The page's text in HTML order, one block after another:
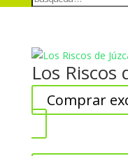
Los Riscos
Comprar